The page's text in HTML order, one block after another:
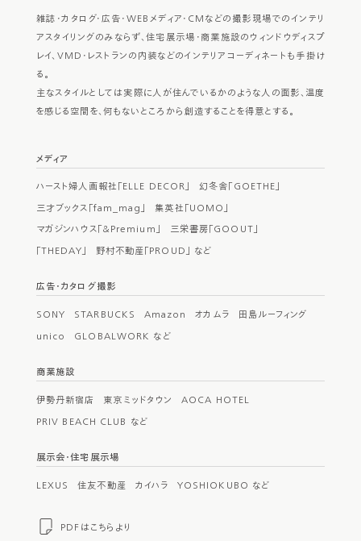
雑誌・カタログ・広告・WEBメディア・CMなどの撮影現場でのインテリ
アスタイリングのみならず、住宅展示場・商業施設のウィンドウディスプ
レイ、VMD・レストランの内装などのインテリアコーディネートも手掛け
る。
主なスタイルとしては実際に人が住んでいるかのような人の面影、温度
を感じる空間を、何もないところから創造することを得意とする。
メディア
ハースト婦人画報社「ELLE DECOR」 幻冬舎「GOETHE」
三才ブックス「fam_mag」 集英社「UOMO」
マガジンハウス「&Premium」 三栄書房「GOOUT」
「THEDAY」 野村不動産「PROUD」 など
広告・カタログ撮影
SONY STARBUCKS Amazon オカムラ 田島ルーフィング
unico GLOBALWORK など
商業施設
伊勢丹新宿店 東京ミッドタウン AOCA HOTEL
PRIV BEACH CLUB など
展示会・住宅展示場
LEXUS 住友不動産 カイハラ YOSHIOKUBO など
PDFはこちらより